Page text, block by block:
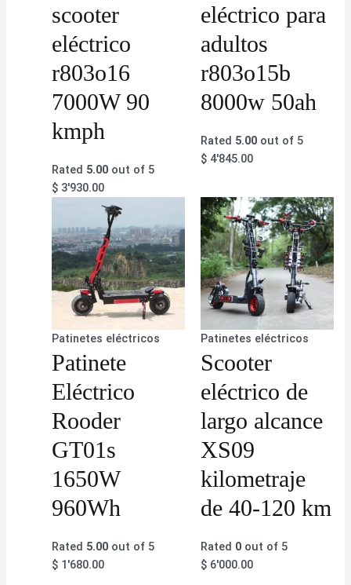
scooter
eléctrico
r803o16
7000W 90
kmph
Rated 5.00 out of 5
$ 3'930.00
eléctrico para
adultos
r803o15b
8000w 50ah
Rated 5.00out of 5
$4'845.00
Patinetes eléctricos
Patinete
Eléctrico
Rooder
GT01s
1650W
960Wh
Rated 5.00 out of 5
$ 1'680.00
Patinetes eléctricos
Scooter
eléctrico de
largo alcance
XS09
kilometraje
de 40-120 km
Rated 0out of 5
$6'000.00